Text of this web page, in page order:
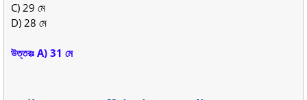
C) 29 মে
D) 28 মে
উত্তরঃ A) 31 মে